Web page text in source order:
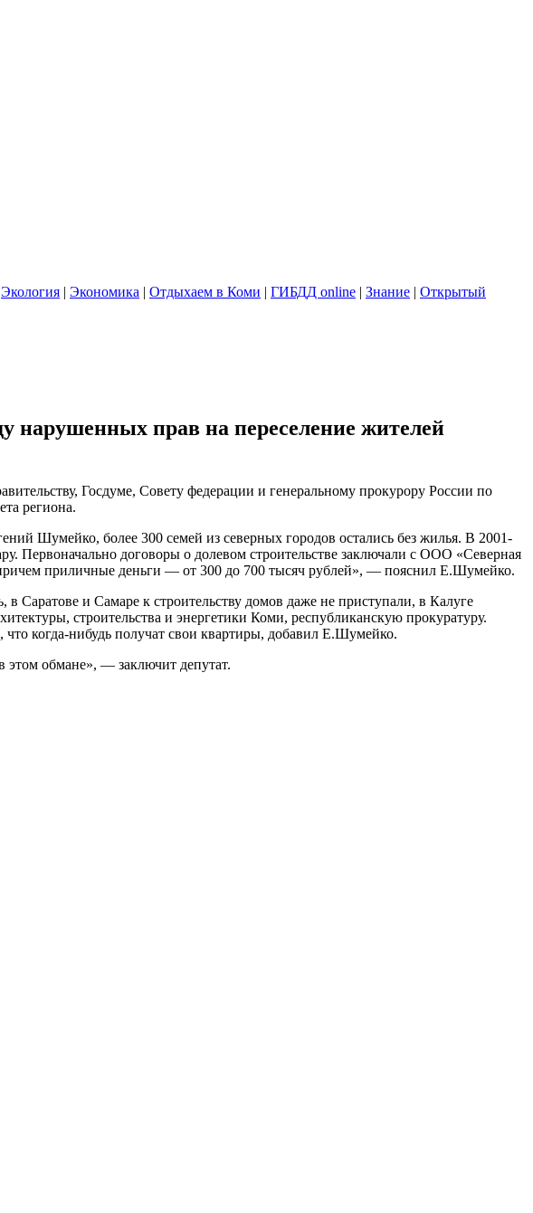
Экология | Экономика | Отдыхаем в Коми | ГИБДД online | Знание | Открытый
нарушенных прав на переселение жителей
Госдуме, Совету федерации и генеральному прокурору России по
региона.
Шумейко, более 300 семей из северных городов остались без жилья. В 2001-
договоры о долевом строительстве заключали с ООО «Северная
приличные деньги — от 300 до 700 тысяч рублей», — пояснил Е.Шумейко.
Саратове и Самаре к строительству домов даже не приступали, в Калуге
строительства и энергетики Коми, республиканскую прокуратуру.
когда-нибудь получат свои квартиры, добавил Е.Шумейко.
этом обмане», — заключит депутат.